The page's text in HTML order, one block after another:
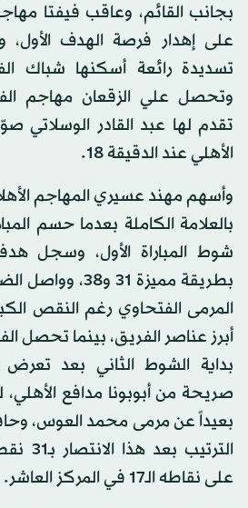
بجانب القائم، وعاقب فيفتا
على إهدار فرصة الهدف
وتحصل علي الزقعان مهاجم
تقدم لها عبد القادر الوسلاتي
الأهلي عند الدقيقة 18.
وأسهم مهند عسيري المهاجم
بالعلامة الكاملة بعدما حسم
شوط المباراة الأول، وسجل
بطريقة مميزة 31
المرمى الفتحاوي رغم النقص
أبرز عناصر الفريق، بينما تحصل
بداية الشوط الثاني بعد تعرض
صريحة من أبوبونا مدافع
بعيداً عن مرمى محمد العوس،
على نقاطه الـ17 في المركز العاشر.